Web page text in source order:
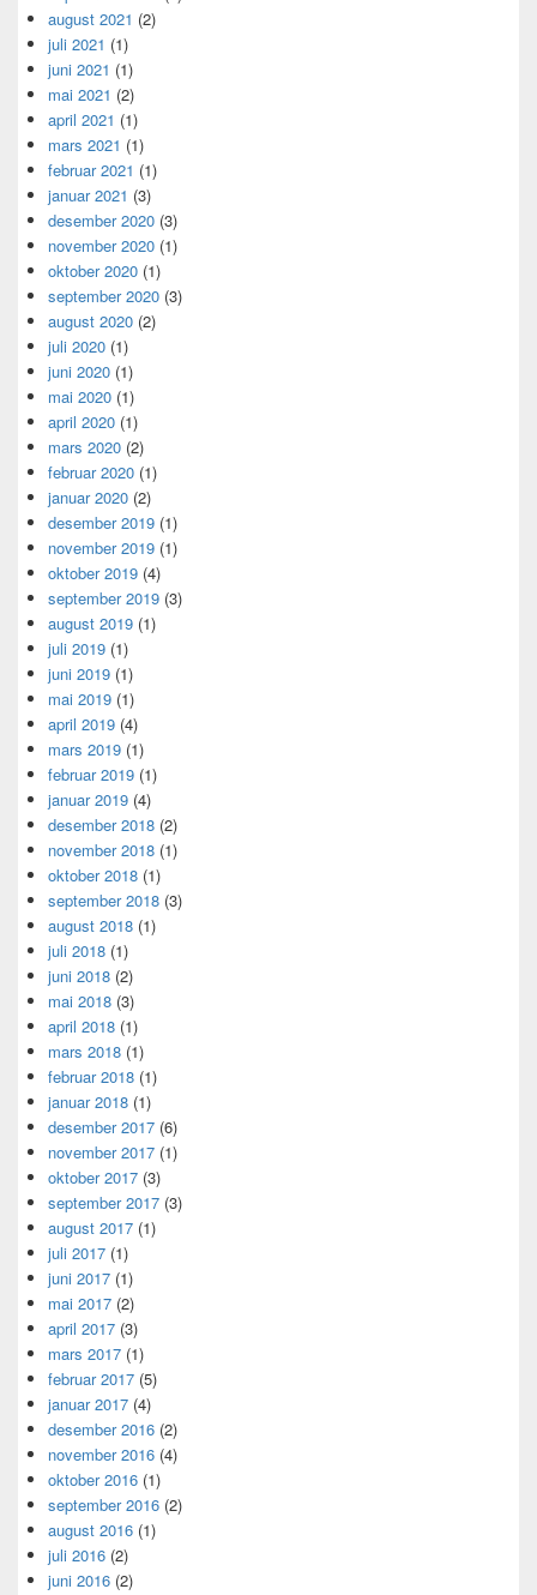
august 2021 (2)
juli 2021 (1)
juni 2021 (1)
mai 2021 (2)
april 2021 (1)
mars 2021 (1)
februar 2021 (1)
januar 2021 (3)
desember 2020 (3)
november 2020 (1)
oktober 2020 (1)
september 2020 (3)
august 2020 (2)
juli 2020 (1)
juni 2020 (1)
mai 2020 (1)
april 2020 (1)
mars 2020 (2)
februar 2020 (1)
januar 2020 (2)
desember 2019 (1)
november 2019 (1)
oktober 2019 (4)
september 2019 (3)
august 2019 (1)
juli 2019 (1)
juni 2019 (1)
mai 2019 (1)
april 2019 (4)
mars 2019 (1)
februar 2019 (1)
januar 2019 (4)
desember 2018 (2)
november 2018 (1)
oktober 2018 (1)
september 2018 (3)
august 2018 (1)
juli 2018 (1)
juni 2018 (2)
mai 2018 (3)
april 2018 (1)
mars 2018 (1)
februar 2018 (1)
januar 2018 (1)
desember 2017 (6)
november 2017 (1)
oktober 2017 (3)
september 2017 (3)
august 2017 (1)
juli 2017 (1)
juni 2017 (1)
mai 2017 (2)
april 2017 (3)
mars 2017 (1)
februar 2017 (5)
januar 2017 (4)
desember 2016 (2)
november 2016 (4)
oktober 2016 (1)
september 2016 (2)
august 2016 (1)
juli 2016 (2)
juni 2016 (2)